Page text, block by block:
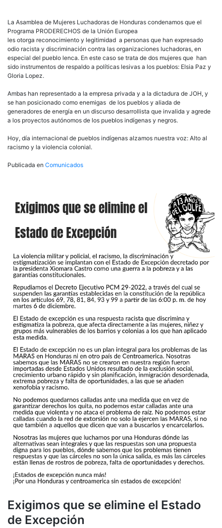
La Asamblea de Mujeres Luchadoras de Honduras condenamos que el
Programa PRODERECHOS de la Unión Europea
les otorga reconocimiento y legitimidad a personas que han expresado
odio racista y discriminación contra las organizaciones luchadoras, en
especial del pueblo lenca. En este caso se trata de dos mujeres que han
sido instrumentos de respaldo a políticas lesivas a los pueblos: Elsia Paz y
Gloria Lopez.
Ambas han representado a la empresa privada y a la dictadura de JOH, y
se han posicionado como enemigas de los pueblos y aliada de
generadores de energía en un discurso desarrollista que invalida y agrede
a los proyectos autónomos de los pueblos indígenas y negros.
Hoy, día internacional de pueblos indígenas alzamos nuestra voz: Alto al
racismo y la violencia colonial.
Publicada en Comunicados
Exigimos que se elimine el Estado
de Excepción